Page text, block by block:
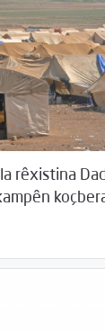
rêxistina
/Rotator